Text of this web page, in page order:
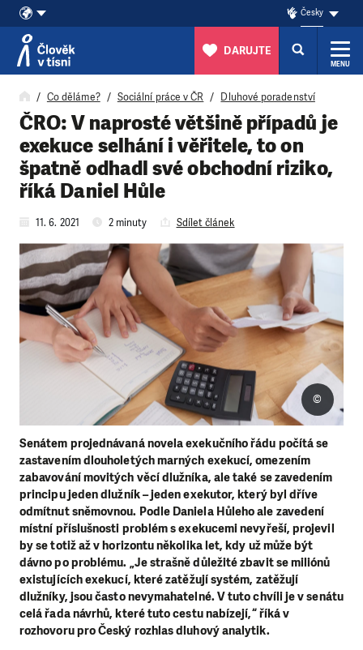
Přeskočit na obsah
Česky
DARUJTE
MENU
Co děláme? Sociální práce v ČR Dluhové poradenství
ČRO: V naprosté většině případů je
exekuce selhání i věřitele, to on
špatně odhadl své obchodní riziko,
říká Daniel Hůle
11. 6. 2021 2 minuty Sdílet článek
Senátem projednávaná novela exekučního řádu počítá se
zastavením dlouholetých marných exekucí, omezením
zabavování movitých věcí dlužníka, ale také se zavedením
principu jeden dlužník – jeden exekutor, který byl dříve
odmítnut sněmovnou. Podle Daniela Hůleho ale zavedení
místní příslušnosti problém s exekucemi nevyřeší, projevil
by se totiž až v horizontu několika let, kdy už může být
dávno po problému. „Je strašně důležité zbavit se miliónů
existujících exekucí, které zatěžují systém, zatěžují
dlužníky, jsou často nevymahatelné. V tuto chvíli je v senátu
celá řada návrhů, které tuto cestu nabízejí,“ říká v
rozhovoru pro Český rozhlas dluhový analytik.
©